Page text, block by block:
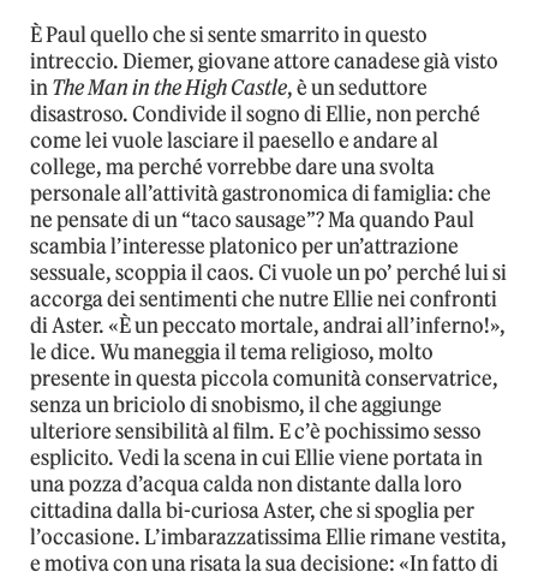
È Paul quello che si sente smarrito in questo
intreccio. Diemer, giovane attore canadese già visto
inThe Man in the High Castle, è un seduttore
disastroso. Condivide il sogno di Ellie, non perché
come lei vuole lasciare il paesello e andare al
college, ma perché vorrebbe dare una svolta
personale all’attività gastronomica di famiglia: che
ne pensate di un “taco sausage”? Ma quando Paul
scambia l’interesse platonico per un’attrazione
sessuale, scoppia il caos. Ci vuole un po’ perché lui si
accorga dei sentimenti che nutre Ellie nei confronti
di Aster. «È un peccato mortale, andrai all’inferno!»,
le dice. Wu maneggia il tema religioso, molto
presente in questa piccola comunità conservatrice,
senza un briciolo di snobismo, il che aggiunge
ulteriore sensibilità al film. E c’è pochissimo sesso
esplicito. Vedi la scena in cui Ellie viene portata in
una pozza d’acqua calda non distante dalla loro
cittadina dalla bi-curiosa Aster, che si spoglia per
l’occasione. L’imbarazzatissima Ellie rimane vestita,
e motiva con una risata la sua decisione: «In fatto di